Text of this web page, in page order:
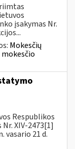
įsakymas Nr.
Mokesčių
Respublikos
XIV-2473[1]
vasario 21 d.